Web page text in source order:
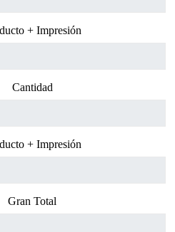
+ Impresión
Cantidad
+ Impresión
Gran Total